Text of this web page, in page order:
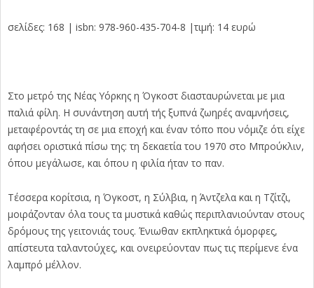
σελίδες: 168 | isbn: 978-960-435-704-8 |τιμή: 14 ευρώ
Στο μετρό της Νέας Υόρκης η Όγκοστ διασταυρώνεται με μια
παλιά φίλη. Η συνάντηση αυτή τής ξυπνά ζωηρές αναμνήσεις,
μεταφέροντάς τη σε μια εποχή και έναν τόπο που νόμιζε ότι είχε
αφήσει οριστικά πίσω της: τη δεκαετία του 1970 στο Μπρούκλιν,
όπου μεγάλωσε, και όπου η φιλία ήταν το παν.
Τέσσερα κορίτσια, η Όγκοστ, η Σύλβια, η Άντζελα και η Τζίτζι,
μοιράζονταν όλα τους τα μυστικά καθώς περιπλανιούνταν στους
δρόμους της γειτονιάς τους. Ένιωθαν εκπληκτικά όμορφες,
απίστευτα ταλαντούχες, και ονειρεύονταν πως τις περίμενε ένα
λαμπρό μέλλον.